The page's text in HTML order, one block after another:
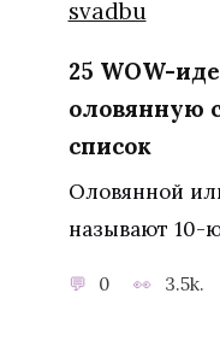
25 WOW-
оловянную
список
Оловянной
называют 10-
0 3.5k.